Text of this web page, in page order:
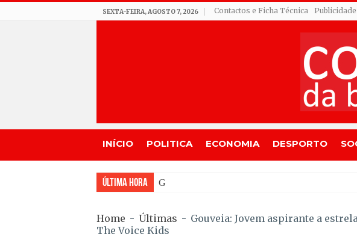
SEXTA-FEIRA, AGOSTO 7, 2026 Contactos e Ficha Técnica Publicidade
INÍCIO POLITICA ECONOMIA DESPORTO
Última Hora GNR de Gouveia desmantelou alegada red
Home - Últimas - Gouveia: Jovem aspirante a
The Voice Kids